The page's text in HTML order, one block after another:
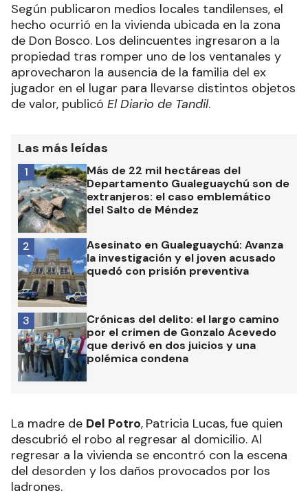
Según publicaron medios locales tandilenses, el
hecho ocurrió en la vivienda ubicada en la zona
de Don Bosco. Los delincuentes ingresaron a la
propiedad tras romper uno de los ventanales y
aprovecharon la ausencia de la familia del ex
jugador en el lugar para llevarse distintos objetos
de valor, publicó El Diario de Tandil.
Las más leídas
Más de 22 mil hectáreas del
Departamento Gualeguaychú son de
extranjeros: el caso emblemático
del Salto de Méndez
1
Asesinato en Gualeguaychú: Avanza
la investigación y el joven acusado
quedó con prisión preventiva
2
Crónicas del delito: el largo camino
por el crimen de Gonzalo Acevedo
que derivó en dos juicios y una
polémica condena
3
La madre de Del Potro, Patricia Lucas,fue quien
descubrió el robo al regresar al domicilio. Al
regresar a la vivienda se encontró con la escena
del desorden y los daños provocados por los
ladrones.